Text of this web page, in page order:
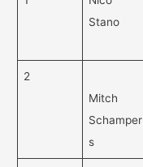
Stano
2
Mitch
Schamper
s